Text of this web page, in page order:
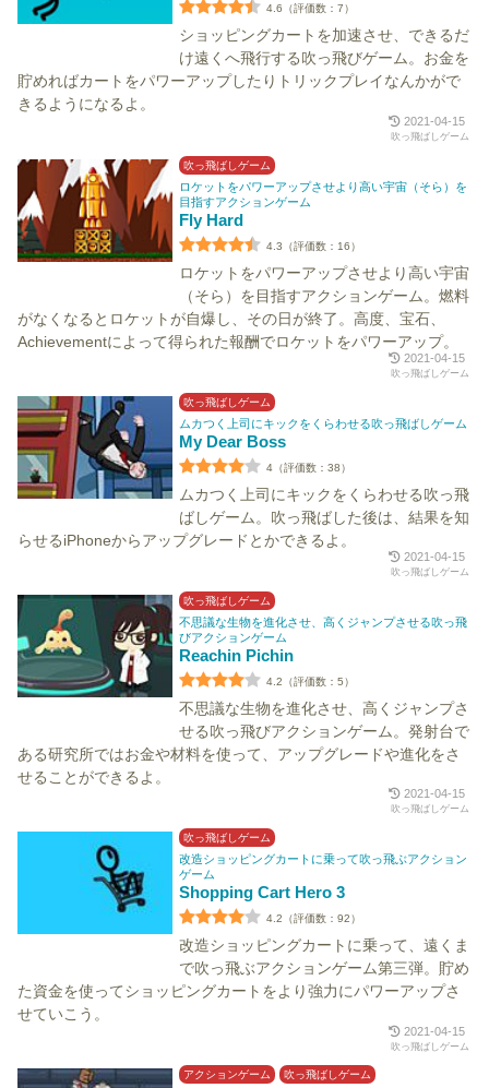
4.6（評価数：7）
ショッピングカートを加速させ、できるだ
け遠くへ飛行する吹っ飛びゲーム。お金を
貯めればカートをパワーアップしたりトリックプレイなんかがで
きるようになるよ。
2021-04-15
吹っ飛ばしゲーム
吹っ飛ばしゲーム
ロケットをパワーアップさせより高い宇宙（そら）を
目指すアクションゲーム
Fly Hard
4.3（評価数：16）
ロケットをパワーアップさせより高い宇宙
（そら）を目指すアクションゲーム。燃料
がなくなるとロケットが自爆し、その日が終了。高度、宝石、
Achievementによって得られた報酬でロケットをパワーアップ。
2021-04-15
吹っ飛ばしゲーム
吹っ飛ばしゲーム
ムカつく上司にキックをくらわせる吹っ飛ばしゲーム
My Dear Boss
4（評価数：38）
ムカつく上司にキックをくらわせる吹っ飛
ばしゲーム。吹っ飛ばした後は、結果を知
らせるiPhoneからアップグレードとかできるよ。
2021-04-15
吹っ飛ばしゲーム
吹っ飛ばしゲーム
不思議な生物を進化させ、高くジャンプさせる吹っ飛
びアクションゲーム
Reachin Pichin
4.2（評価数：5）
不思議な生物を進化させ、高くジャンプさ
せる吹っ飛びアクションゲーム。発射台で
ある研究所ではお金や材料を使って、アップグレードや進化をさ
せることができるよ。
2021-04-15
吹っ飛ばしゲーム
吹っ飛ばしゲーム
改造ショッピングカートに乗って吹っ飛ぶアクション
ゲーム
Shopping Cart Hero 3
4.2（評価数：92）
改造ショッピングカートに乗って、遠くま
で吹っ飛ぶアクションゲーム第三弾。貯め
た資金を使ってショッピングカートをより強力にパワーアップさ
せていこう。
2021-04-15
吹っ飛ばしゲーム
アクションゲーム 吹っ飛ばしゲーム